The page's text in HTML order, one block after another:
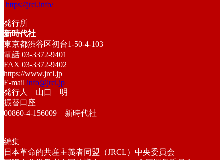
https://jrcl.info/
発行所
新時代社
東京都渋谷区初台1-50-4-103
電話 03-3372-9401
FAX 03-3372-9402
https://www.jrcl.jp
E-mail info@jrcl.jp
発行人 山口 明
振替口座
00860-4-156009 新時代社
編集
日本革命的共産主義者同盟（JRCL）中央委員会